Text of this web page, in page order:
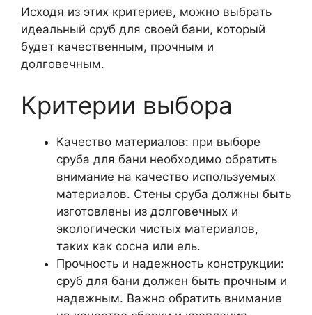
Исходя из этих критериев, можно выбрать
идеальный сруб для своей бани, который
будет качественным, прочным и
долговечным.
Критерии выбора
Качество материалов: при выборе
сруба для бани необходимо обратить
внимание на качество используемых
материалов. Стены сруба должны быть
изготовлены из долговечных и
экологически чистых материалов,
таких как сосна или ель.
Прочность и надежность конструкции:
сруб для бани должен быть прочным и
надежным. Важно обратить внимание